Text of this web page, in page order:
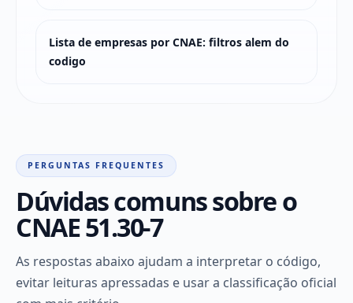
Lista de empresas por CNAE: filtros alem do
codigo
PERGUNTAS FREQUENTES
Dúvidas comuns sobre o
CNAE 51.30-7
As respostas abaixo ajudam a interpretar o código,
evitar leituras apressadas e usar a classificação oficial